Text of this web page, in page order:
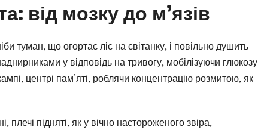
від мозку до м’язів
туман, що огортає ліс на світанку, і повільно душить
у відповідь на тривогу, мобілізуючи глюкозу
центрі пам’яті, роблячи концентрацію розмитою, як
плечі підняті, як у вічно настороженого звіра,